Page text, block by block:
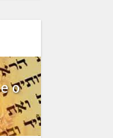
o